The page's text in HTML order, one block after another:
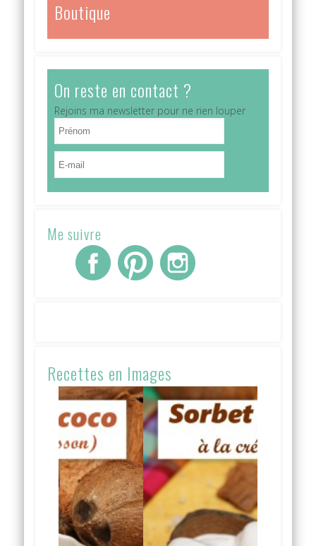
Boutique
On reste en contact ?
Rejoins ma newsletter pour ne rien louper
Me suivre
Recettes en Images